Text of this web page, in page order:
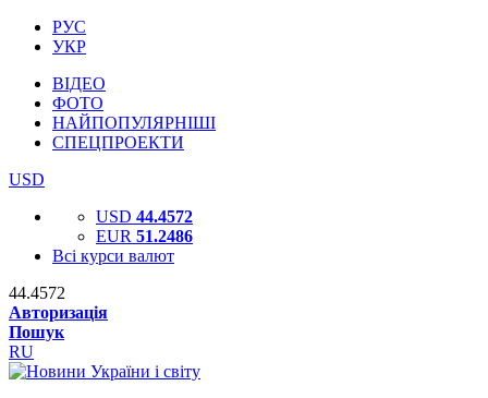
РУС
УКР
ВІДЕО
ФОТО
НАЙПОПУЛЯРНІШІ
СПЕЦПРОЕКТИ
USD
USD 44.4572
EUR 51.2486
Всі курси валют
44.4572
Авторизація
Пошук
RU